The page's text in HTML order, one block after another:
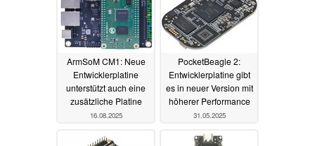
ArmSoM CM1: Neue
Entwicklerplatine
unterstützt auch eine
zusätzliche Platine
16.08.2025
PocketBeagle 2:
Entwicklerplatine gibt
es in neuer Version mit
höherer Performance
31.05.2025